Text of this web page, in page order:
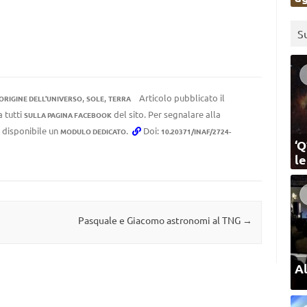
DELL'UNIVERSO, SOLE, TERRA
Articolo pubblicato il
tutti SULLA PAGINA FACEBOOKdel sito. Per segnalare alla
disponibile un MODULO DEDICATO. Doi: 10.20371/INAF/2724-
Pasquale e Giacomo astronomi al TNG →